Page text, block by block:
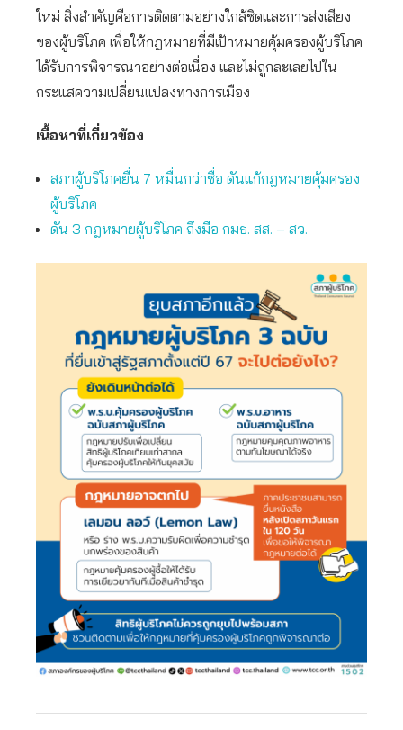
ใหม่ สิ่งสำคัญคือการติดตามอย่างใกล้ชิดและการส่งเสียง
ของผู้บริโภค เพื่อให้กฎหมายที่มีเป้าหมายคุ้มครองผู้บริโภค
ได้รับการพิจารณาอย่างต่อเนื่อง และไม่ถูกละเลยไปใน
กระแสความเปลี่ยนแปลงทางการเมือง
เนื้อหาที่เกี่ยวข้อง
สภาผู้บริโภคยื่น 7 หมื่นกว่าชื่อ ดันแก้กฎหมายคุ้มครอง
ผู้บริโภค
ดัน 3 กฎหมายผู้บริโภค ถึงมือ กมธ. สส. – สว.